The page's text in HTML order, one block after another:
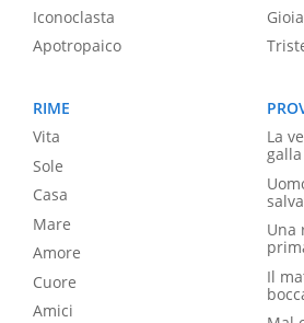
Iconoclasta
Apotropaico
Gioia
RIME
Vita
Sole
Casa
Mare
Amore
Cuore
Amici
La
galla
Una
Il